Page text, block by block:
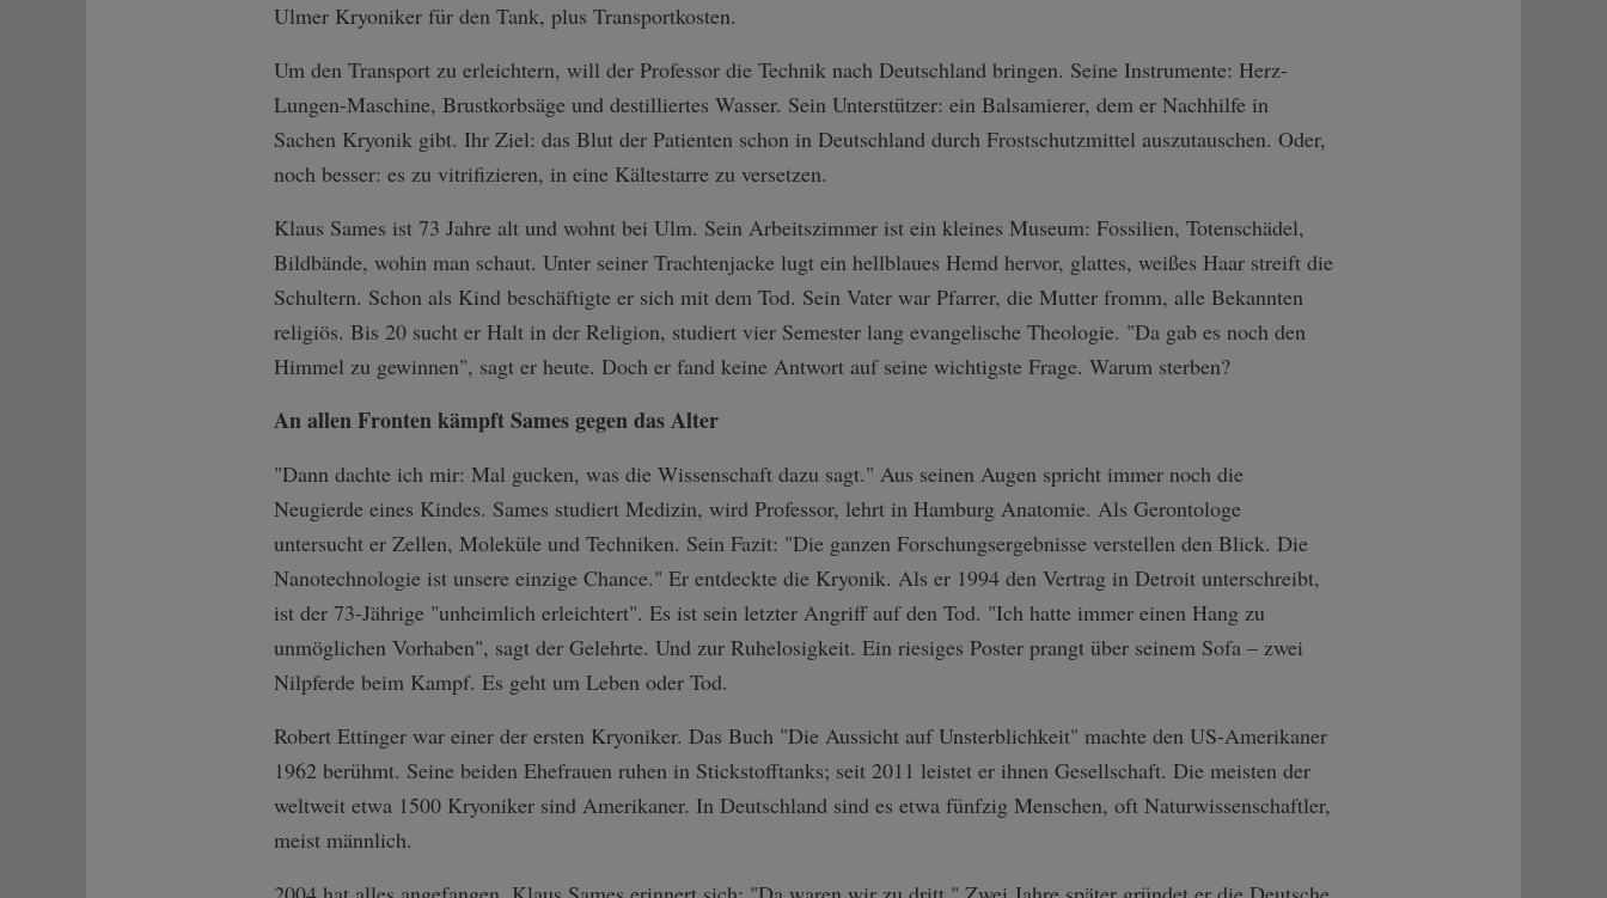
Ulmer Kryoniker für den Tank, plus Transportkosten.
Um den Transport zu erleichtern, will der Professor die Technik nach Deutschland bringen. Seine Instrumente: Herz-
Lungen-Maschine, Brustkorbsäge und destilliertes Wasser. Sein Unterstützer: ein Balsamierer, dem er Nachhilfe in
Sachen Kryonik gibt. Ihr Ziel: das Blut der Patienten schon in Deutschland durch Frostschutzmittel auszutauschen. Oder,
noch besser: es zu vitrifizieren, in eine Kältestarre zu versetzen.
Klaus Sames ist 73 Jahre alt und wohnt bei Ulm. Sein Arbeitszimmer ist ein kleines Museum: Fossilien, Totenschädel,
Bildbände, wohin man schaut. Unter seiner Trachtenjacke lugt ein hellblaues Hemd hervor, glattes, weißes Haar streift die
Schultern. Schon als Kind beschäftigte er sich mit dem Tod. Sein Vater war Pfarrer, die Mutter fromm, alle Bekannten
religiös. Bis 20 sucht er Halt in der Religion, studiert vier Semester lang evangelische Theologie. "Da gab es noch den
Himmel zu gewinnen", sagt er heute. Doch er fand keine Antwort auf seine wichtigste Frage. Warum sterben?
An allen Fronten kämpft Sames gegen das Alter
"Dann dachte ich mir: Mal gucken, was die Wissenschaft dazu sagt." Aus seinen Augen spricht immer noch die
Neugierde eines Kindes. Sames studiert Medizin, wird Professor, lehrt in Hamburg Anatomie. Als Gerontologe
untersucht er Zellen, Moleküle und Techniken. Sein Fazit: "Die ganzen Forschungsergebnisse verstellen den Blick. Die
Nanotechnologie ist unsere einzige Chance." Er entdeckte die Kryonik. Als er 1994 den Vertrag in Detroit unterschreibt,
ist der 73-Jährige "unheimlich erleichtert". Es ist sein letzter Angriff auf den Tod. "Ich hatte immer einen Hang zu
unmöglichen Vorhaben", sagt der Gelehrte. Und zur Ruhelosigkeit. Ein riesiges Poster prangt über seinem Sofa – zwei
Nilpferde beim Kampf. Es geht um Leben oder Tod.
Robert Ettinger war einer der ersten Kryoniker. Das Buch "Die Aussicht auf Unsterblichkeit" machte den US-Amerikaner
1962 berühmt. Seine beiden Ehefrauen ruhen in Stickstofftanks; seit 2011 leistet er ihnen Gesellschaft. Die meisten der
weltweit etwa 1500 Kryoniker sind Amerikaner. In Deutschland sind es etwa fünfzig Menschen, oft Naturwissenschaftler,
meist männlich.